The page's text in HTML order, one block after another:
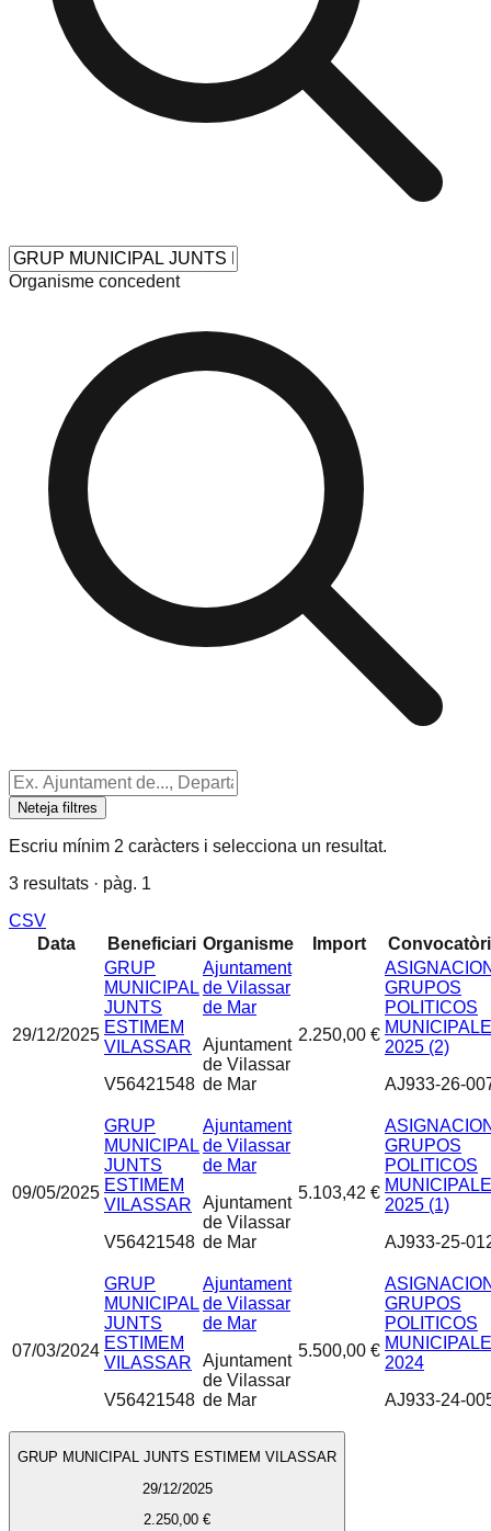
Organisme concedent
Neteja filtres
Escriu mínim 2 caràcters i selecciona un resultat.
3 resultats · pàg. 1
CSV
Data
Beneficiari Organisme Import
29/12/2025
GRUP
MUNICIPAL
JUNTS
ESTIMEM
VILASSAR
V56421548
Ajuntament
de Vilassar
de Mar
Ajuntament
de Vilassar
de Mar
2.250,00 €
GRUPOS
POLITICOS
2025 (2)
AJ933-26-
09/05/2025
GRUP
MUNICIPAL
JUNTS
ESTIMEM
VILASSAR
V56421548
Ajuntament
de Vilassar
de Mar
Ajuntament
de Vilassar
de Mar
5.103,42 €
GRUPOS
POLITICOS
2025 (1)
AJ933-25-
07/03/2024
GRUP
MUNICIPAL
JUNTS
ESTIMEM
VILASSAR
V56421548
Ajuntament
de Vilassar
de Mar
Ajuntament
de Vilassar
de Mar
5.500,00 €
GRUPOS
POLITICOS
2024
AJ933-24-
GRUP MUNICIPAL JUNTS ESTIMEM VILASSAR
29/12/2025
2.250,00 €